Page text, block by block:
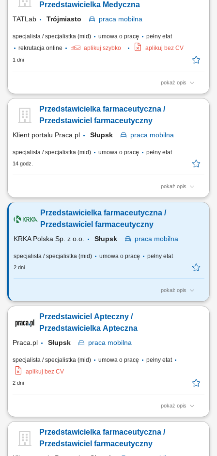
Przedstawicielka Medyczna
TATLab Trójmiasto praca mobilna
specjalista / specjalistka (mid) umowa o pracę
pełny etat
rekrutacja online
aplikuj szybko aplikuj bez CV
1 dni
pokaż opis
Na czym polega praca: Osoba na tym stanowisku wspiera istniejącą i
portfolio firmy. Twój zakres obowiązków: Aktywne pozyskiwanie nowych
klientów oraz sprzedaż systemów diagnostycznych marek Roche,
Przedstawicielka farmaceutyczna /
Przedstawiciel farmaceutyczny
Klient portalu Praca.pl Słupsk praca mobilna
specjalista / specjalistka (mid) umowa o pracę pełny etat
14 godz.
pokaż opis
Aktywne realizowanie wyznaczonych celów handlowych w aptekach
profesjonalnego i pozytywnego wizerunku marki oraz portfolio
produktowego na podległym terenie. Nawiązywanie oraz długofalowe
Przedstawicielka farmaceutyczna /
Przedstawiciel farmaceutyczny
KRKA Polska Sp. z o.o. Słupsk praca mobilna
specjalista / specjalistka (mid) umowa o pracę pełny etat
2 dni
pokaż opis
CEL PRACY realizacja założonych planów sprzedażowych (lokalne
KRKA oraz produktów firmy na rynku farmaceutycznym; budowanie
długotrwałych i efektywnych relacji z klientami; edukacja farmaceutów;
Przedstawiciel Apteczny /
Przedstawicielka Apteczna
Praca.pl Słupsk praca mobilna
specjalista / specjalistka (mid) umowa o pracę
pełny etat
aplikuj bez CV
2 dni
pokaż opis
Zadania Wypełnianie założonych planów dystrybucyjnych i
Promowanie oferty produktowej firmy oraz budowanie zaufania do
marki na rynku medycznym. Efektywne zarządzanie relacjami z
Przedstawicielka farmaceutyczna /
Przedstawiciel farmaceutyczny